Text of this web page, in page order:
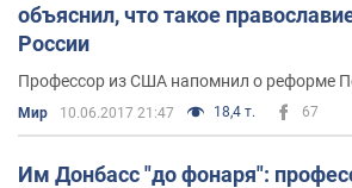
объяснил, что такое
России
Профессор из США напомнил о реформе
Мир 10.06.2017 21:47 18,4 т. 67
Им Донбасс "до фонаря":